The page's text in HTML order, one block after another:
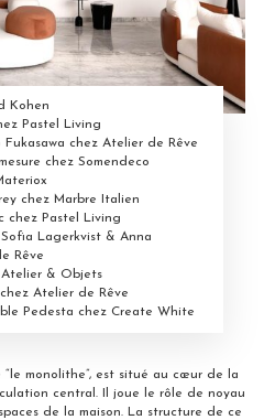
Kohen
Pastel Living
Fukasawa chez Atelier de Rêve
chez Somendeco
chez Marbre Italien
chez Pastel Living
Lagerkvist & Anna
Rêve
Atelier & Objets
Atelier de Rêve
Pedesta chez Create White
“le monolithe”, est situé au cœur de la
central. Il joue le rôle de noyau
de la maison. La structure de ce